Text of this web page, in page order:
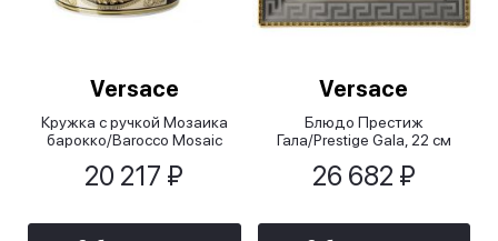
Versace
Кружка с ручкой Мозаика
барокко/Barocco Mosaic
20 217 ₽
Versace
Блюдо Престиж
Гала/Prestige Gala, 22 см
26 682 ₽